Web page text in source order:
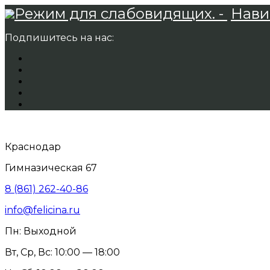
Режим для слабовидящих. -
Подпишитесь на нас:
Краснодар
Гимназическая 67
8 (861) 262-40-86
info@felicina.ru
Пн: Выходной
Вт, Ср, Вс: 10:00 — 18:00